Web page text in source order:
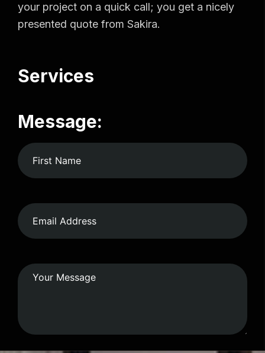
your project on a quick call; you get a nicely
presented quote from Sakira.
Services
Message: